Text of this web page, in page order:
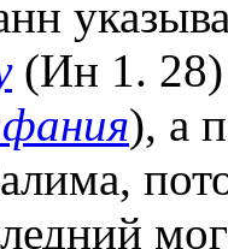
(Ин 1. 28)
), а
мог